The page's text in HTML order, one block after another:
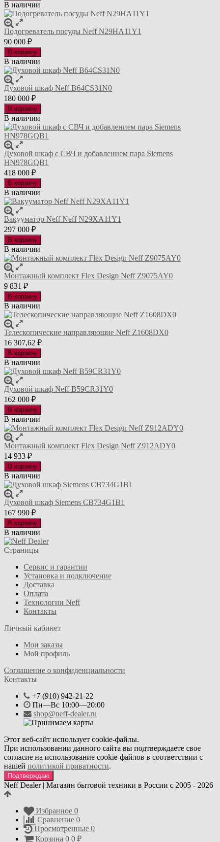
В наличии
Подогреватель посуды Neff N29HA11Y1
90 000 ₽
В корзину
В наличии
Духовой шкаф Neff B64CS31N0
180 000 ₽
В корзину
В наличии
Духовой шкаф с СВЧ и добавлением пара Siemens
HN978GQB1
418 000 ₽
В корзину
В наличии
Вакууматор Neff Neff N29XA11Y1
297 000 ₽
В корзину
В наличии
Монтажный комплект Flex Design Neff Z9075AY0
9 831 ₽
В корзину
В наличии
Телескопические направляющие Neff Z1608DX0
16 307,62 ₽
В корзину
В наличии
Духовой шкаф Neff B59CR31Y0
162 000 ₽
В корзину
В наличии
Монтажный комплект Flex Design Neff Z912ADY0
14 933 ₽
В корзину
В наличии
Духовой шкаф Siemens CB734G1B1
167 990 ₽
В корзину
В наличии
Страницы
Сервис и гарантии
Установка и подключение
Доставка
Оплата
Технологии Neff
Контакты
Личный кабинет
Мои заказы
Мой профиль
Соглашение о конфиденциальности
Контакты
+7 (910) 942-21-22
Пн—Вс 10:00—20:00
shop@neff-dealer.ru
Этот веб-сайт использует cookie-файлы.
При использовании данного сайта вы подтверждаете свое
согласие на использование cookie-файлов в соответствии с
нашей политикой приватности.
Подтверждаю
Neff Dealer | Магазин бытовой техники в России с 2005 - 2026
Избранное 0
Сравнение 0
Просмотренные 0
Корзина 0 0 ₽